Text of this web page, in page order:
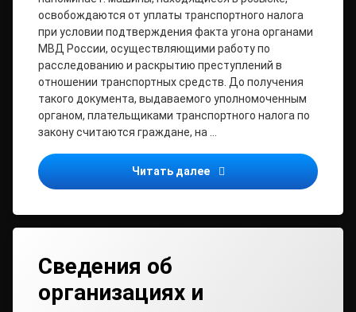
освобождаются от уплаты транспортного налога
при условии подтверждения факта угона органами
МВД России, осуществляющими работу по
расследованию и раскрытию преступлений в
отношении транспортных средств. До получения
такого документа, выдаваемого уполномоченным
органом, плательщиками транспортного налога по
закону считаются граждане, на …
Читать далее Угнанный автомобиль
Сведения об
организациях и